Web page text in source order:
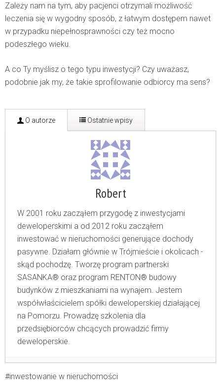
Zależy nam na tym, aby pacjenci otrzymali możliwość
leczenia się w wygodny sposób, z łatwym dostępem nawet
w przypadku niepełnosprawności czy też mocno
podeszłego wieku.
A co Ty myślisz o tego typu inwestycji? Czy uważasz,
podobnie jak my, że takie sprofilowanie odbiorcy ma sens?
O autorze Ostatnie wpisy
Robert
W 2001 roku zacząłem przygodę z inwestycjami
deweloperskimi a od 2012 roku zacząłem
inwestować w nieruchomości generujące dochody
pasywne. Działam głównie w Trójmieście i okolicach -
skąd pochodzę. Tworzę program partnerski
SASANKA® oraz program RENTON® budowy
budynków z mieszkaniami na wynajem. Jestem
współwłaścicielem spółki deweloperskiej działającej
na Pomorzu. Prowadzę szkolenia dla
przedsiębiorców chcących prowadzić firmy
deweloperskie.
Kto będzie właścicielem mieszkań na
inwestowanie w nieruchomości